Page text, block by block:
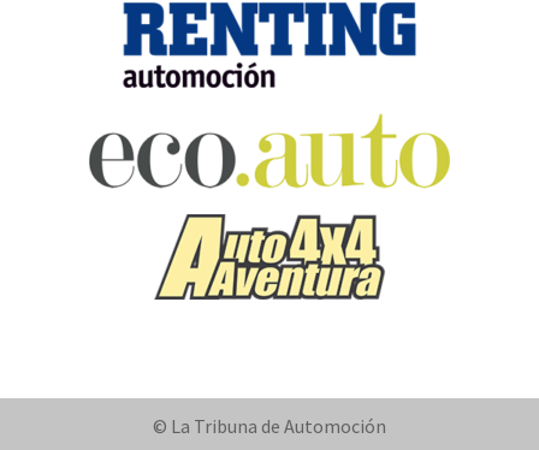
© La Tribuna de Automoción